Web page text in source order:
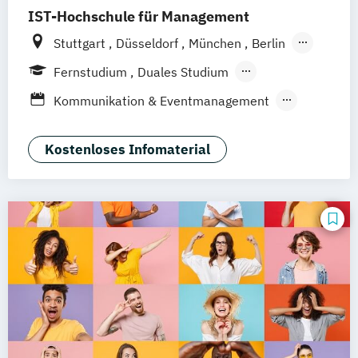
IST-Hochschule für Management
Stuttgart Düsseldorf München
Berlin
Hamburg
Weil am Rhein
Innsbruck Linz
Fernstudium
Duales Studium
Fernlehrgang
Kommunikation & Eventmanagement
Kommunikation & Medienmanagement
(Duales Studium)
Kommunikationsmanagement (Duales
Studium)
Medienökonom (FH)
Public Relations Hochschulzertifikat
Werbe- und Medienpsychologie
Kostenloses Infomaterial